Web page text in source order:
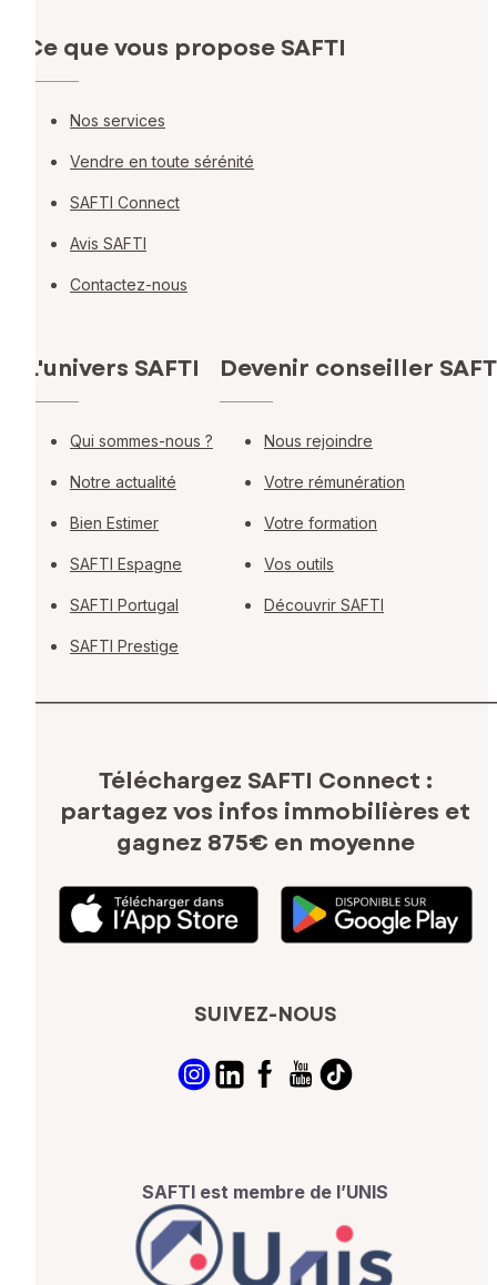
Ce que vous propose SAFTI
Nos services
Vendre en toute sérénité
SAFTI Connect
Avis SAFTI
Contactez-nous
L'univers SAFTI
Qui sommes-nous ?
Notre actualité
Bien Estimer
SAFTI Espagne
SAFTI Portugal
SAFTI Prestige
Devenir conseiller
Nous rejoindre
Votre rémunération
Votre formation
Vos outils
Découvrir SAFTI
Téléchargez SAFTI Connect :
partagez vos infos immobilières et
gagnez 875€ en moyenne
SUIVEZ-NOUS
SAFTI est membre de l’UNIS